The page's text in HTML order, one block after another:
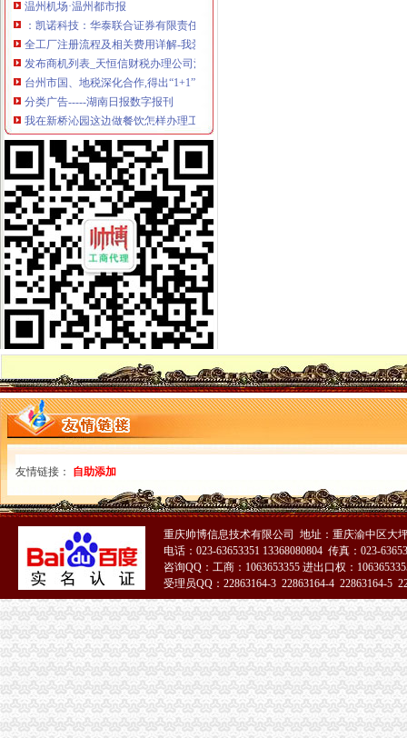
：凯诺科技：华泰联合证券有限责任公司关于凯诺科技股份有
全工厂注册流程及相关费用详解-我爱铺网
发布商机列表_天恒信财税办理公司注册,代理记账【今日推荐网-分类
台州市国、地税深化合作,得出“1+1”三种答案_宁波频道_凤凰网
分类广告-----湖南日报数字报刊
我在新桥沁园这边做餐饮怎样办理工商执照_百度知道
温州仲裁委员会公告·温州都市报
分类广告_新浪新闻
天津新会里装修
家电修理店怎么开？-【设计本有问必答】
注册公司税务登记流程及费用.pdf
上海海外公司注册：2016注册公司好的选择-上海爱问分类
无锡市场：南长区五爱路代办公司证件税务登记公司注册代理记账
《税务知识大全》
代理记账_常州银通代理记账价格|代理记账_常州银通代理记账型号规格
北京市门头沟区为民服务中心
800元起优惠注册各区公司批增值税-上海58同城
分类广告_资讯频道_凤凰网
温州店面装饰哪家效果好？_商场装修|一起网装修
启事/公告__都市_温商网
公司办理社保的整个流程_点点_新浪博客
瓯海新闻-温州日报瓯网-温州新闻门户网-温州日报主办
江门地税全国推税务登记证等“十五证合一”企业提交材料将减
【上海丰皓企业登记代理有限公司】-主营：
丹地税局2011年8月份《涉税信息月报》
台州市路桥区人民办公室关于印发2014年度镇（街道）“个转企”
分类广告_新浪新闻
合肥新桥机场高速公路监控管理中心泳池设备采购及安装招标第一阶段
【财务会计】-起点8
中国常州高新区-【个管办】上下联动对新景一期商铺开展户管巡查工作
广东省网上办事大厅深圳市宝安分厅
两年开四家分店几千元办起家政公司（2）-理财频道-和讯网
温州公司营业执照、税务登记证代办等-温州58同城
寿县人民信息公开网
株洲市国家税务局门户网站
新桥办税务登记证
分类广告_新浪新闻
分类广告_资讯频道_凤凰网
高要重点项目（工作）监督况专栏
友情链接： 自助添加
重庆帅博信息技术有限公司 地址：重庆渝中区大
电话：023-63653351 13368080804 传真：023-
咨询QQ：工商：1063653355 进出口权：
受理员QQ：22863164-3 22863164-4 22863164-5
51La